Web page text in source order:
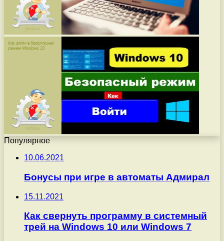
Популярное
10.06.2021
Бонусы при игре в автоматы Адмирал
15.11.2021
Как свернуть программу в системный
трей на Windows 10 или Windows 7